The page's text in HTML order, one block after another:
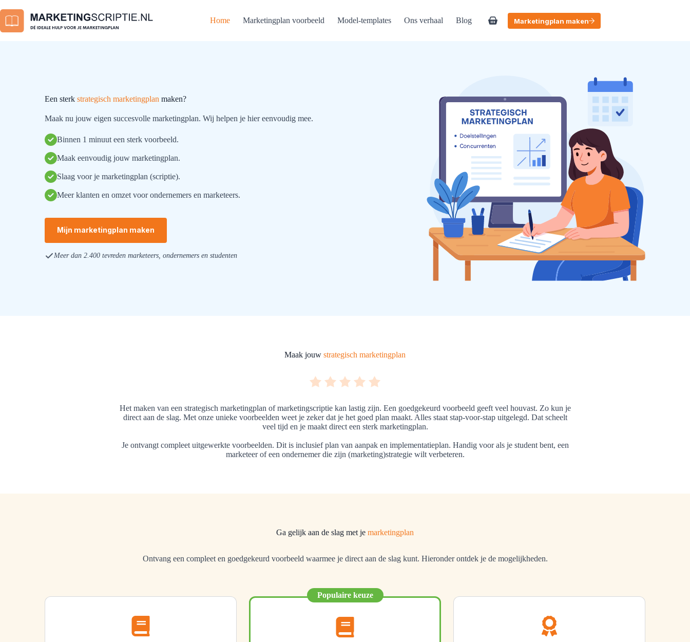
naar
inhoud
Home Marketingplan voorbeeld Model-templates Ons verhaal Blog WinkelwagenMarketingplan maken
Een sterk strategisch marketingplan maken?
Maak nu jouw eigen succesvolle marketingplan. Wij helpen je hier eenvoudig mee.
Binnen 1 minuut een sterk voorbeeld.
Maak eenvoudig jouw marketingplan.
Slaag voor je marketingplan (scriptie).
Meer klanten en omzet voor ondernemers en marketeers.
Mijn marketingplan maken
Meer dan 2.400 tevreden marketeers, ondernemers en studenten
Maak jouw strategisch marketingplan
Het maken van een strategisch marketingplan of marketingscriptie kan lastig zijn. Een goedgekeurd voorbeeld geeft veel houvast. Zo kun je
direct aan de slag. Met onze unieke voorbeelden weet je zeker dat je het goed plan maakt. Alles staat stap-voor-stap uitgelegd. Dat scheelt
veel tijd en je maakt direct een sterk marketingplan.
Je ontvangt compleet uitgewerkte voorbeelden. Dit is inclusief plan van aanpak en implementatieplan. Handig voor als je student bent, een
marketeer of een ondernemer die zijn (marketing)strategie wilt verbeteren.
Ga gelijk aan de slag met je marketingplan
Ontvang een compleet en goedgekeurd voorbeeld waarmee je direct aan de slag kunt. Hieronder ontdek je de mogelijkheden.
Populaire keuze